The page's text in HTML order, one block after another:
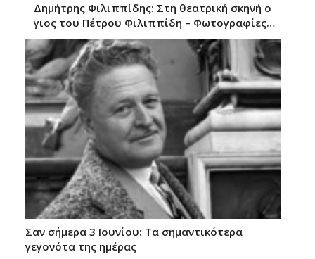
Δημήτρης Φιλιππίδης: Στη θεατρική σκηνή ο
γιος του Πέτρου Φιλιππίδη – Φωτογραφίες…
Σαν σήμερα 3 Ιουνίου: Τα σημαντικότερα
γεγονότα της ημέρας